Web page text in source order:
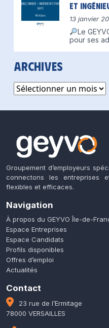
et
13 janvier
Le
pour ses
Archives
Archives
Groupement d’employeurs
connectons les entreprises
flexibles et efficaces.
Navigation
À propos du GEYVO Île-de-
Espace Entreprises
Espace Candidats
Profils disponibles
Offres d’emploi
Actualités
Contact
23 rue de l’Ermitage
78000 VERSAILLES